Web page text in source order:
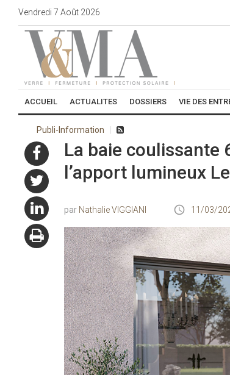
Vendredi 7 Août 2026
ACCUEIL ACTUALITES DOSSIERS VIE DES
Publi-Information
La baie coulissante
l’apport lumineux
Nathalie VIGGIANI 11/03/